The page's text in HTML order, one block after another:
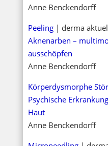
Anne Benckendorff
Peeling| derma
Aknenarben –
ausschöpfen
Anne Benckendorff
Körperdysmorphe
Psychische
Haut
Anne Benckendorff